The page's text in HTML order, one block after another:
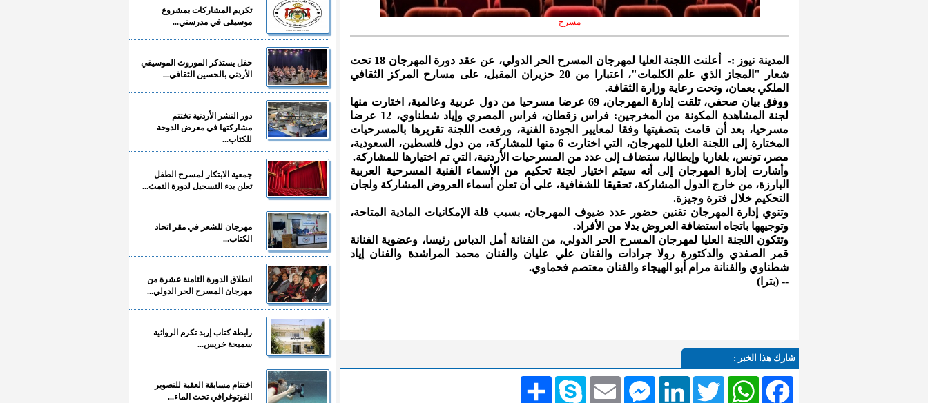
مسرح
المدينة نيوز :- أعلنت اللجنة العليا لمهرجان المسرح الحر الدولي، عن عقد دورة المهرجان 18 تحت
شعار "المجاز الذي علم الكلمات"، اعتبارا من 20 حزيران المقبل، على مسارح المركز الثقافي
الملكي بعمان، وتحت رعاية وزارة الثقافة.
ووفق بيان صحفي، تلقت إدارة المهرجان، 69 عرضا مسرحيا من دول عربية وعالمية، اختارت منها
لجنة المشاهدة المكونة من المخرجين: فراس زقطان، فراس المصري وإياد شطناوي، 12 عرضا
مسرحيا، بعد أن قامت بتصفيتها وفقا لمعايير الجودة الفنية، ورفعت اللجنة تقريرها بالمسرحيات
المختارة إلى اللجنة العليا للمهرجان، التي اختارت 6 منها للمشاركة، من دول فلسطين، السعودية،
مصر، تونس، بلغاريا وإيطاليا، ستضاف إلى عدد من المسرحيات الأردنية، التي تم اختيارها للمشاركة.
وأشارت إدارة المهرجان إلى أنه سيتم اختيار لجنة تحكيم من الأسماء الفنية المسرحية العربية
البارزة، من خارج الدول المشاركة، تحقيقا للشفافية، على أن تعلن أسماء العروض المشاركة ولجان
التحكيم خلال فترة وجيزة.
وتنوي إدارة المهرجان تقنين حضور عدد ضيوف المهرجان، بسبب قلة الإمكانيات المادية المتاحة،
وتوجيهها باتجاه استضافة العروض بدلا من الأفراد.
وتتكون اللجنة العليا لمهرجان المسرح الحر الدولي، من الفنانة أمل الدباس رئيسا، وعضوية الفنانة
قمر الصفدي والدكتورة رولا جرادات والفنان علي عليان والفنان محمد المراشدة والفنان إياد
شطناوي والفنانة مرام أبو الهيجاء والفنان معتصم فحماوي.
-- (بترا)
شارك هذا الخبر :
انشر Skype EmailMessengerLinkedIn TwitterWhatsAppFacebook
تكريم المشاركات بمشروع
موسيقى في مدرستي...
حفل يستذكر الموروث الموسيقي
الأردني بالحسين الثقافي...
دور النشر الأردنية تختتم
مشاركتها في معرض الدوحة
للكتاب...
جمعية الابتكار لمسرح الطفل
تعلن بدء التسجيل لدورة التمث...
مهرجان للشعر في مقر اتحاد
الكتاب...
انطلاق الدورة الثامنة عشرة من
مهرجان المسرح الحر الدولي...
رابطة كتاب إربد تكرم الروائية
سميحة خريس...
اختتام مسابقة العقبة للتصوير
الفوتوغرافي تحت الماء...